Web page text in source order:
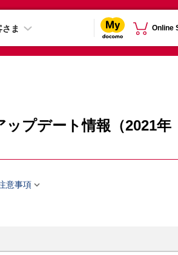
ま Online
プデート情報（2021年
意事項